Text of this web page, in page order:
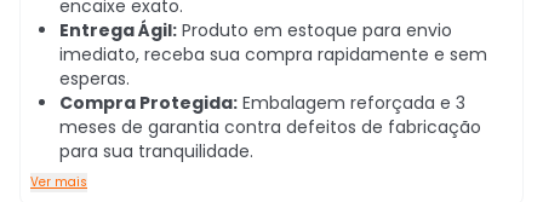
encaixe exato.
Entrega Ágil: Produto em estoque para envio
imediato, receba sua compra rapidamente e sem
esperas.
Compra Protegida: Embalagem reforçada e 3
meses de garantia contra defeitos de fabricação
para sua tranquilidade.
Ver mais